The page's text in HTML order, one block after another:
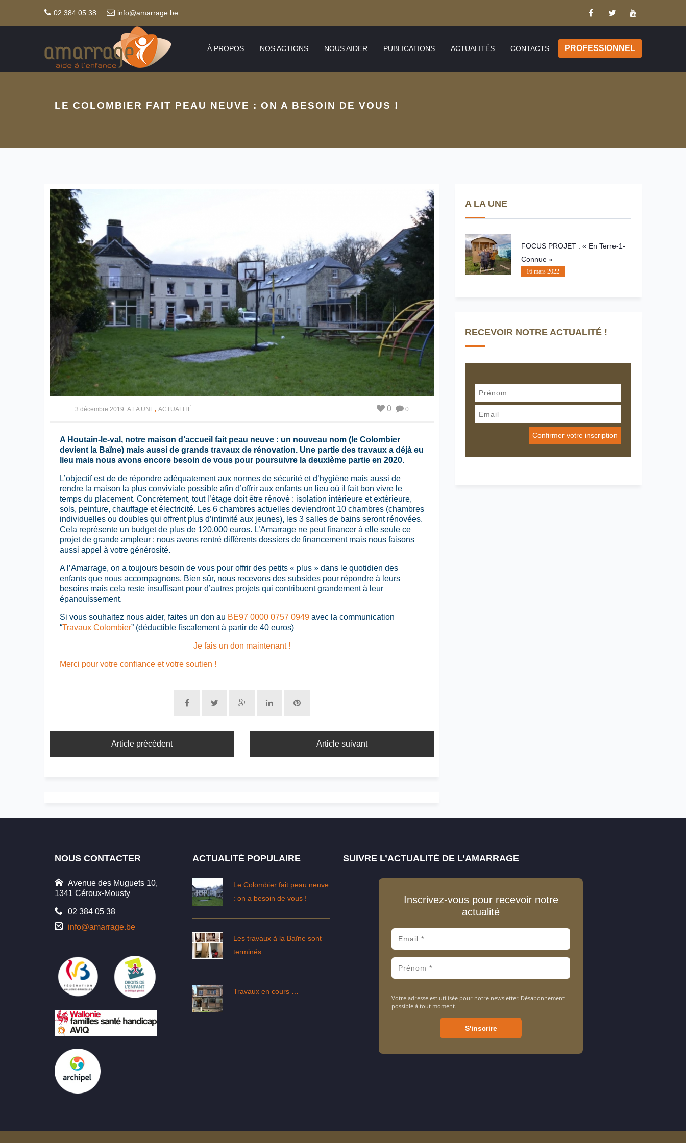
02 384 05 38 info@amarrage.be
À PROPOS NOS ACTIONS NOUS AIDER PUBLICATIONS ACTUALITÉS CONTACTS PROFESSIONNEL
LE COLOMBIER FAIT PEAU NEUVE : ON A BESOIN DE VOUS !
3 décembre 2019 A LA UNE, ACTUALITÉ 0
0
A Houtain-le-val, notre maison d’accueil fait peau neuve : un nouveau nom (le Colombier
devient la Baïne) mais aussi de grands travaux de rénovation. Une partie des travaux a déjà eu
lieu mais nous avons encore besoin de vous pour poursuivre la deuxième partie en 2020.
L’objectif est de de répondre adéquatement aux normes de sécurité et d’hygiène mais aussi de
rendre la maison la plus conviviale possible afin d’offrir aux enfants un lieu où il fait bon vivre le
temps du placement. Concrètement, tout l’étage doit être rénové : isolation intérieure et extérieure,
sols, peinture, chauffage et électricité. Les 6 chambres actuelles deviendront 10 chambres (chambres
individuelles ou doubles qui offrent plus d’intimité aux jeunes), les 3 salles de bains seront rénovées.
Cela représente un budget de plus de 120.000 euros. L’Amarrage ne peut financer à elle seule ce
projet de grande ampleur : nous avons rentré différents dossiers de financement mais nous faisons
aussi appel à votre générosité.
A l’Amarrage, on a toujours besoin de vous pour offrir des petits « plus » dans le quotidien des
enfants que nous accompagnons. Bien sûr, nous recevons des subsides pour répondre à leurs
besoins mais cela reste insuffisant pour d’autres projets qui contribuent grandement à leur
épanouissement.
Si vous souhaitez nous aider, faites un don au BE97 0000 0757 0949 avec la communication
“Travaux Colombier” (déductible fiscalement à partir de 40 euros)
Je fais un don maintenant !
Merci pour votre confiance et votre soutien !
Article précédent Article suivant
A LA UNE
FOCUS PROJET : « En Terre-1-
Connue »
16 mars 2022
RECEVOIR NOTRE ACTUALITÉ !
NOUS CONTACTER
Avenue des Muguets 10,
1341 Céroux-Mousty
02 384 05 38
info@amarrage.be
ACTUALITÉ POPULAIRE
Le Colombier fait peau neuve
: on a besoin de vous !
Les travaux à la Baïne sont
terminés
Travaux en cours …
SUIVRE L’ACTUALITÉ DE L’AMARRAGE
Inscrivez-vous pour recevoir notre
actualité
Votre adresse est utilisée pour notre newsletter. Désabonnement
possible à tout moment.